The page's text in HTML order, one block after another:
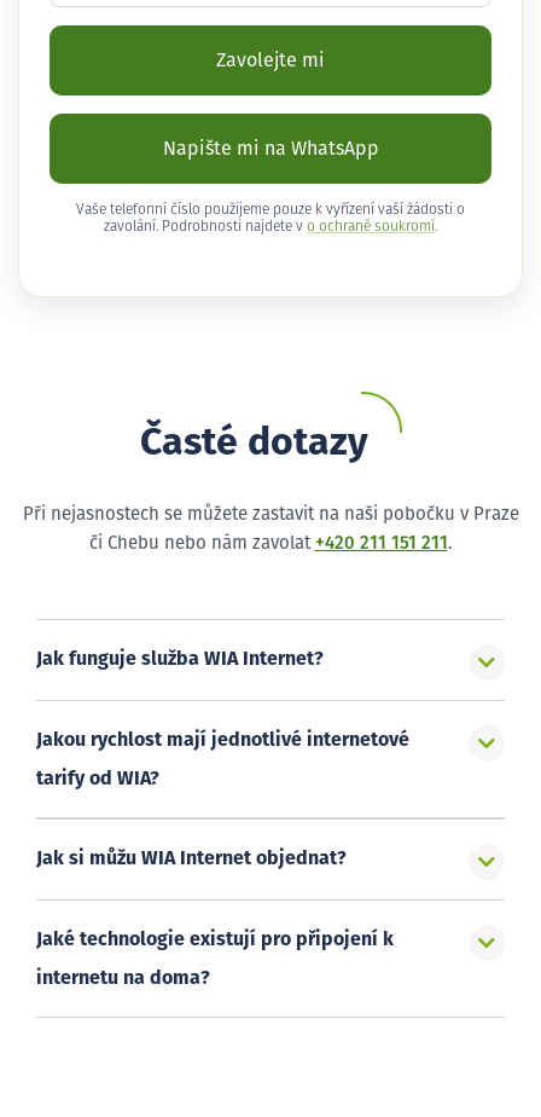
Zavolejte mi
Napište mi na WhatsApp
Vaše telefonní číslo použijeme pouze k vyřízení vaší žádosti o
zavolání. Podrobnosti najdete v o ochraně soukromí .
Časté dotazy
Při nejasnostech se můžete zastavit na naši pobočku v Praze
či Chebu nebo nám zavolat +420 211 151 211 .
Jak funguje služba WIA Internet?
Jakou rychlost mají jednotlivé internetové
tarify od WIA?
Jak si můžu WIA Internet objednat?
Jaké technologie existují pro připojení k
internetu na doma?